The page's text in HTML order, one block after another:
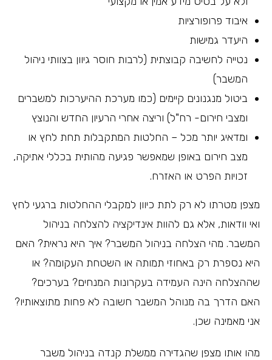
איבוד פרופורציות
היעדר גמישות
נטייה לחשיבה קבוצתית (לרבות חוסר גיוון בצוותי ניהול
המשבר)
ביטול מנגנונים קיימים (כמו מערכת ההיערכות למשברים
ומצבי חירום- רח"ל) וריצה אחרי הרעיון החדש והנוצץ
ומדאיג יותר מכל – החלטות המתקבלות תחת לחץ או
מצב חירום באופן שמאפשר פגיעה מהותית בכללי אתיקה,
זכויות הפרט או האזרח.
מצפן מטרתו לא רק לתת כיוון למקבלי ההחלטות ברגעי לחץ
ואי וודאות, אלא גם להוות אינדיקציה להצלחה בניהול
המשבר. מהי הצלחה בניהול המשבר? איך היא נראית? האם
היא נספרת רק באחוזי תמותה או השטחת העקומה? או
שההצלחה הינה העמידה בעקרונות המנחים? בערכים?
האם הדרך בה מנוהל המשבר חשובה לא פחות מתוצאותיו?
אני מאמינה שכן.
מהו אותו מצפן שהגדירה ממשלת קנדה בניהול משבר